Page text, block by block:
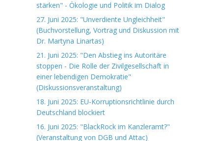
stärken" - Ökologie und Politik im Dialog
27. Juni 2025: "Unverdiente Ungleichheit"
(Buchvorstellung, Vortrag und Diskussion mit
Dr. Martyna Linartas)
21. Juni 2025: "Den Abstieg ins Autoritäre
stoppen - Die Rolle der Zivilgesellschaft in
einer lebendigen Demokratie"
(Diskussionsveranstaltung)
18. Juni 2025: EU-Korruptionsrichtlinie durch
Deutschland blockiert
16. Juni 2025: "BlackRock im Kanzleramt?"
(Veranstaltung von DGB und Attac)